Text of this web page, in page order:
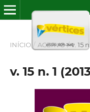
INÍCIO / ACERVO / v. 15
v. 15 n. 1